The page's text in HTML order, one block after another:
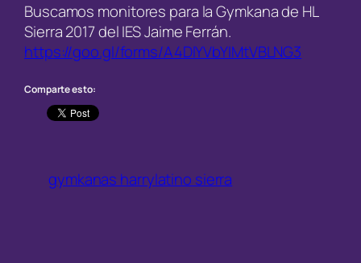
Buscamos monitores para la Gymkana de HL
Sierra 2017 del IES Jaime Ferrán.
https://goo.gl/forms/A4DlYVbYIMtVBLNG3
Comparte esto:
gymkanas harrylatino sierra